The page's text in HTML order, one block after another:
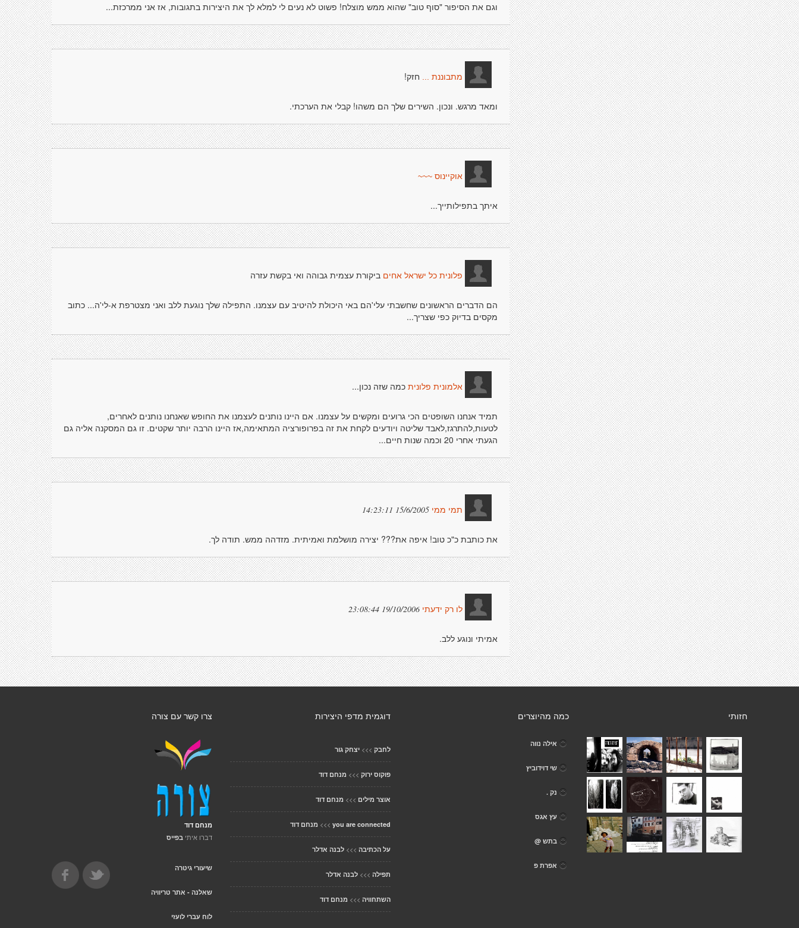
וגם את הסיפור "סוף טוב" שהוא ממש מוצלח! פשוט לא נעים לי למלא לך את היצירות בתגובות, אז אני ממרכזת...
מתבוננת ... חזק!
ומאד מרגש. ונכון. השירים שלך הם משהו! קבלי את הערכתי.
אוקיינוס ~~~
איתך בתפילותייך...
פלונית כל ישראל אחים ביקורת עצמית גבוהה ואי בקשת עזרה
הם הדברים הראשונים שחשבתי עלי'הם באי היכולת להיטיב עם עצמנו. התפילה שלך נוגעת ללב ואני מצטרפת א-לי'ה... כתוב
מקסים בדיוק כפי שצריך...
אלמונית פלונית כמה שזה נכון...
תמיד אנחנו השופטים הכי גרועים ומקשים על עצמנו. אם היינו נותנים לעצמנו את החופש שאנחנו נותנים לאחרים,
לטעות,להתרגז,לאבד שליטה ויודעים לקחת את זה בפרופורציה המתאימה,אז היינו הרבה יותר שקטים. זו גם המסקנה אליה גם
הגעתי אחרי 20 וכמה שנות חיים...
תמי ממי 15/6/2005 14:23:11
את כותבת כ"כ טוב! איפה את??? יצירה מושלמת ואמיתית. מזדהה ממש. תודה לך.
לו רק ידעתי 19/10/2006 23:08:44
אמיתי ונוגע ללב.
צרו קשר עם צורה
מנחם דוד
דברו איתי בפייס
שיעורי גיטרה
שאלנה - אתר טריוויה
לוח עברי לועזי
דוגמית מדפי היצירות
לחבק >>> יצחק גור
פוקוס ירוק >>> מנחם דוד
אוצר מילים >>> מנחם דוד
you are connected
>>> מנחם דוד
על הכתיבה >>> לבנה אדלר
תפילה >>> לבנה אדלר
השתחוויה >>> מנחם דוד
כמה מהיוצרים
אילה נווה
שי דוידוביץ
נק .
עץ אגס
בתש @
אפרת פ
חזותי